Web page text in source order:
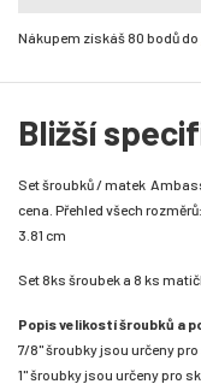
Nákupem získáš 80 bodů do
Bližší
Set šroubků / matek
cena. Přehled všech
3.81 cm
Set 8ks šroubek a 8 ks
Popis velikostí šroubků a
7/8" šroubky jsou určeny
1" šroubky jsou určeny pro